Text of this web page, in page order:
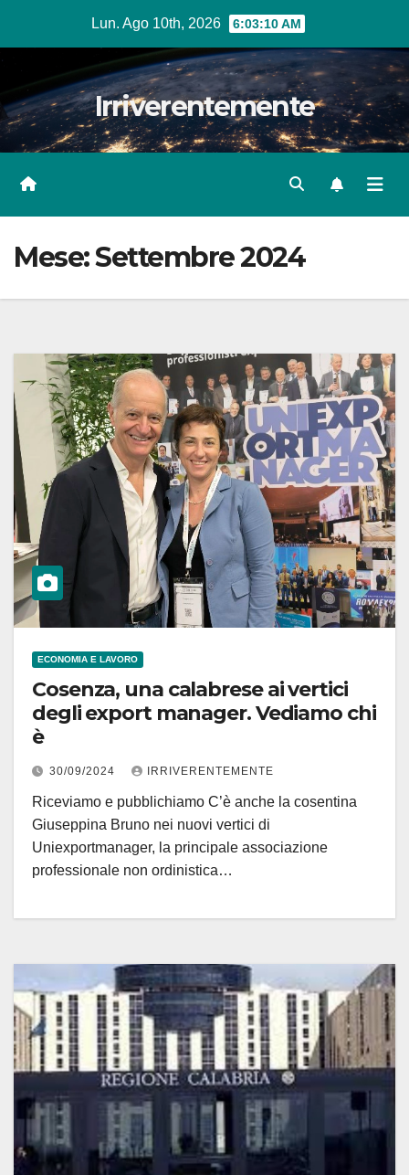
Lun. Ago 10th, 2026 6:03:12 AM
Irriverentemente
Mese:Settembre 2024
ECONOMIA E LAVORO
Cosenza, una calabrese ai vertici
degli export manager. Vediamo chi
è
30/09/2024 IRRIVERENTEMENTE
Riceviamo e pubblichiamo C’è anche la cosentina
Giuseppina Bruno nei nuovi vertici di
Uniexportmanager, la principale associazione
professionale non ordinistica…